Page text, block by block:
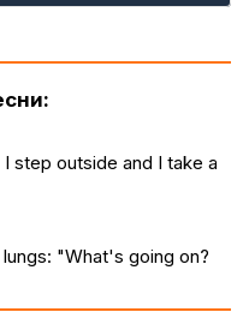
step outside and I take a
"What's going on?